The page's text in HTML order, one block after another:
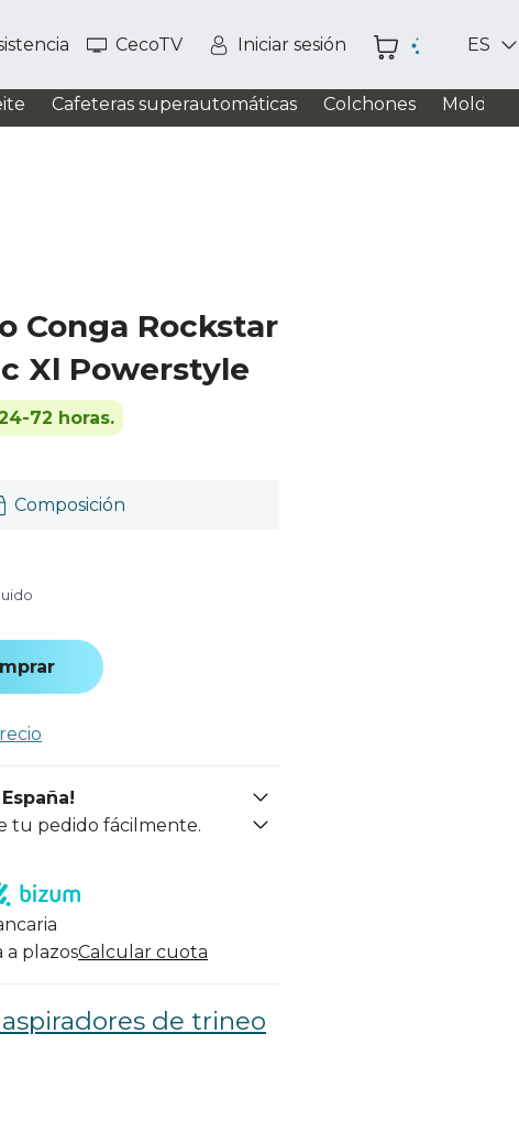
CecoTV Iniciar sesión ES
Cafeteras superautomáticas Colchones
Conga Rockstar
Xl Powerstyle
72 horas.
Composición
tu pedido fácilmente.
a plazosCalcular cuota
de trineo